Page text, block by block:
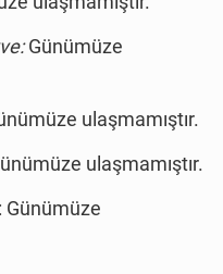
Günümüze
ulaşmamıştır.
ulaşmamıştır.
Günümüze